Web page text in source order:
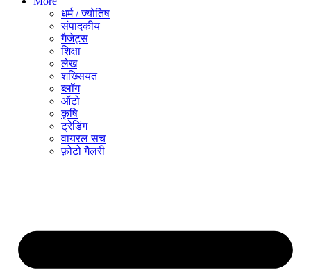
धर्म / ज्योतिष
संपादकीय
गैजेट्स
शिक्षा
लेख
शख्सियत
ब्लॉग
ऑटो
कृषि
ट्रेडिंग
वायरल सच
फ़ोटो गैलरी